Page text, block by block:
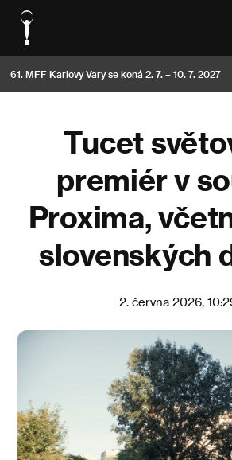
61. MFF Karlovy Vary se koná 2. 7. – 10. 7. 2027
Tucet
premiér v
Proxima,
slovenských
2. června 2026,